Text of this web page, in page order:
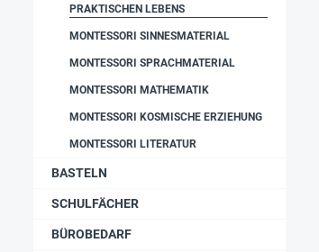
PRAKTISCHEN LEBENS
MONTESSORI SINNESMATERIAL
MONTESSORI SPRACHMATERIAL
MONTESSORI MATHEMATIK
MONTESSORI KOSMISCHE ERZIEHUNG
MONTESSORI LITERATUR
BASTELN
SCHULFÄCHER
BÜROBEDARF